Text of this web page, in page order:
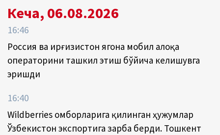
Кеча, 06.08.2026
16:46
Россия ва Қирғизистон ягона мобил алоқа
операторини ташкил этиш бўйича келишувга
эришди
16:40
Wildberries омборларига қилинган ҳужумлар
Ўзбекистон экспортига зарба берди. Тошкент